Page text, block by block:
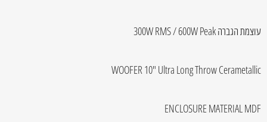
עוצמת הגברה 300W RMS / 600W Peak
WOOFER 10" Ultra Long Throw Cerametallic
ENCLOSURE MATERIAL MDF